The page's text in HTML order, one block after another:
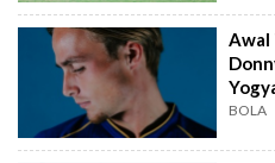
Awal
BOLA